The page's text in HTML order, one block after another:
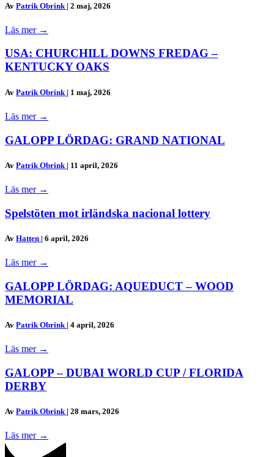
Av Patrik Obrink | 2 maj, 2026
Läs mer →
USA: CHURCHILL DOWNS FREDAG –
KENTUCKY OAKS
Av Patrik Obrink | 1 maj, 2026
Läs mer →
GALOPP LÖRDAG: GRAND NATIONAL
Av Patrik Obrink | 11 april, 2026
Läs mer →
Spelstöten mot irländska nacional lottery
Av Hatten | 6 april, 2026
Läs mer →
GALOPP LÖRDAG: AQUEDUCT – WOOD
MEMORIAL
Av Patrik Obrink | 4 april, 2026
Läs mer →
GALOPP – DUBAI WORLD CUP / FLORIDA
DERBY
Av Patrik Obrink | 28 mars, 2026
Läs mer →